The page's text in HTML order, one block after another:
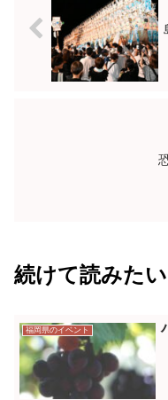
続けて読みたい
福岡県のイベント